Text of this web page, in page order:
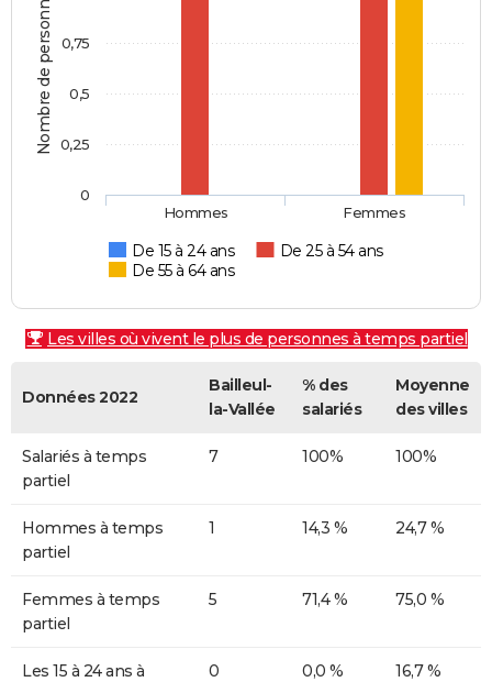
Nombre de personnes
De 15 à 24 ans
De 25 à 54 ans
De 55 à 64 ans
Hommes Femmes
0
0,25
0,5
0,75
Les villes où vivent le plus de personnes à temps partiel
Données 2022
Bailleul-
la-Vallée
% des
salariés
Moyenne
des villes
Salariés à temps
partiel
7 100% 100%
Hommes à temps
partiel
1 14,3 % 24,7 %
Femmes à temps
partiel
5 71,4 % 75,0 %
Les 15 à 24 ans à
0 0,0 % 16,7 %